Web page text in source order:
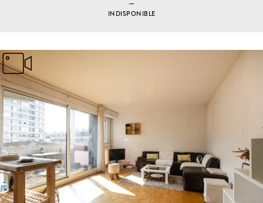
INDISPONIBLE